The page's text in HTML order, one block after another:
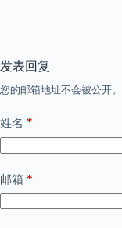
发表回复
您的邮箱地址不会被公开。
姓名 *
邮箱 *